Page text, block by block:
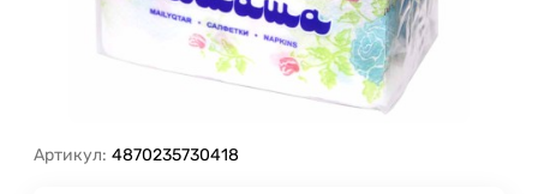
Артикул: 4870235730418